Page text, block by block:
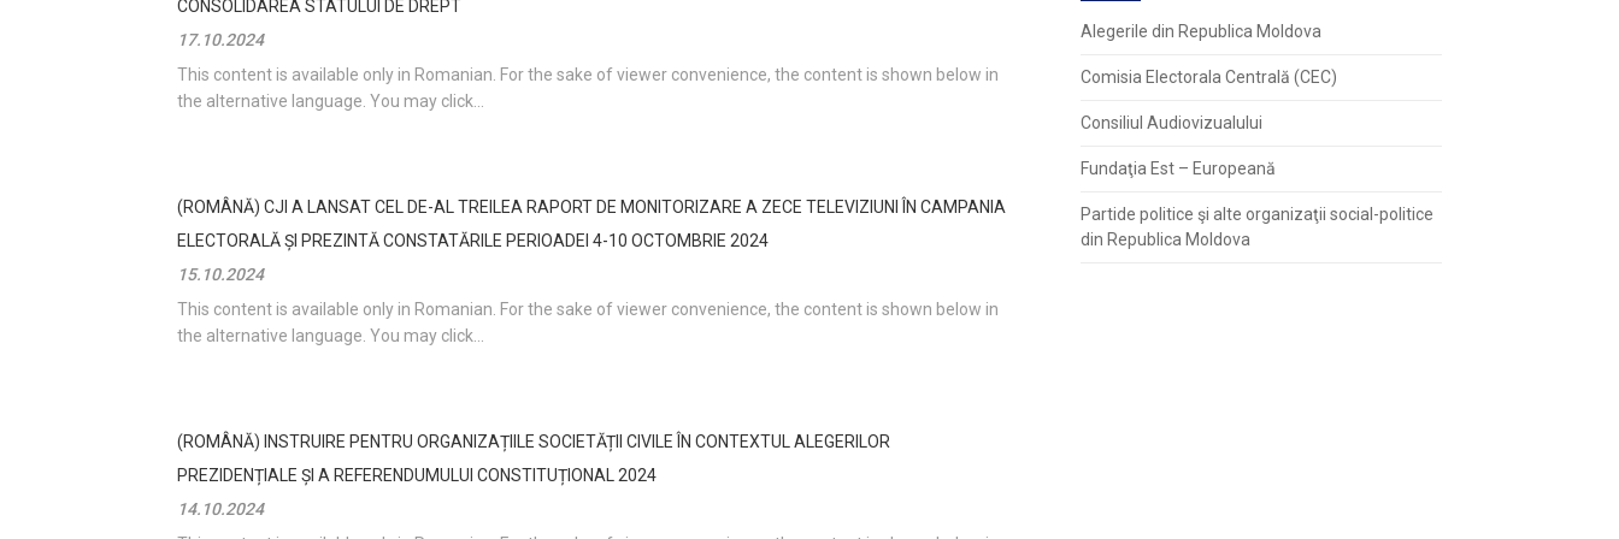
CONSOLIDAREA STATULUI DE DREPT
17.10.2024
This content is available only in Romanian. For the sake of viewer convenience, the content is shown below in
the alternative language. You may click...
(ROMÂNĂ) CJI A LANSAT CEL DE-AL TREILEA RAPORT DE MONITORIZARE A ZECE TELEVIZIUNI ÎN CAMPANIA
ELECTORALĂ ȘI PREZINTĂ CONSTATĂRILE PERIOADEI 4-10 OCTOMBRIE 2024
15.10.2024
This content is available only in Romanian. For the sake of viewer convenience, the content is shown below in
the alternative language. You may click...
(ROMÂNĂ) INSTRUIRE PENTRU ORGANIZAȚIILE SOCIETĂȚII CIVILE ÎN CONTEXTUL ALEGERILOR
PREZIDENȚIALE ȘI A REFERENDUMULUI CONSTITUȚIONAL 2024
14.10.2024
Alegerile din Republica Moldova
Comisia Electorala Centrală (CEC)
Consiliul Audiovizualului
Fundaţia Est – Europeană
Partide politice şi alte organizaţii social-politice
din Republica Moldova